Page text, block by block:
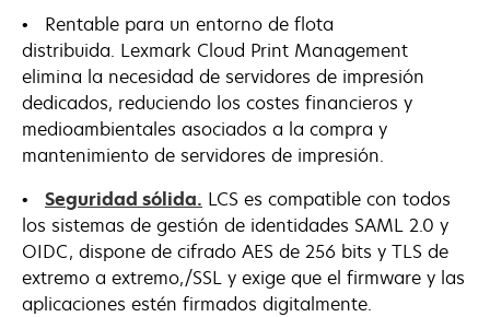
• Rentable para un entorno de flota
distribuida. Lexmark Cloud Print Management
elimina la necesidad de servidores de impresión
dedicados, reduciendo los costes financieros y
medioambientales asociados a la compra y
mantenimiento de servidores de impresión.
• Seguridad sólida. LCS es compatible con todos
los sistemas de gestión de identidades SAML 2.0 y
OIDC, dispone de cifrado AES de 256 bits y TLS de
extremo a extremo,/SSL y exige que el firmware y las
aplicaciones estén firmados digitalmente.